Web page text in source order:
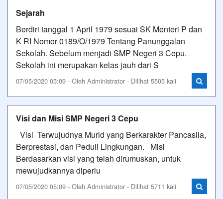
Sejarah
Berdiri tanggal 1 April 1979 sesuai SK Menteri P dan
K RI Nomor 0189/O/1979 Tentang Panunggalan
Sekolah. Sebelum menjadi SMP Negeri 3 Cepu.
Sekolah ini merupakan kelas jauh dari S
07/05/2020 05:09 - Oleh Administrator - Dilihat 5505 kali
Visi dan Misi SMP Negeri 3 Cepu
Visi Terwujudnya Murid yang Berkarakter Pancasila,
Berprestasi, dan Peduli Lingkungan. Misi
Berdasarkan visi yang telah dirumuskan, untuk
mewujudkannya diperlu
07/05/2020 05:09 - Oleh Administrator - Dilihat 5711 kali